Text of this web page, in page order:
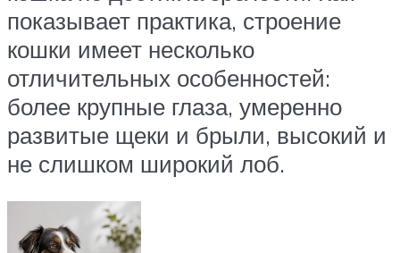
показывает практика, строение
кошки имеет несколько
отличительных особенностей:
более крупные глаза, умеренно
развитые щеки и брыли, высокий и
не слишком широкий лоб.